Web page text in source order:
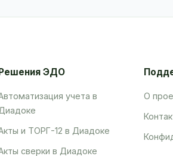
ЭДО
учета в
и ТОРГ-12 в Диадоке
сверки в Диадоке
О